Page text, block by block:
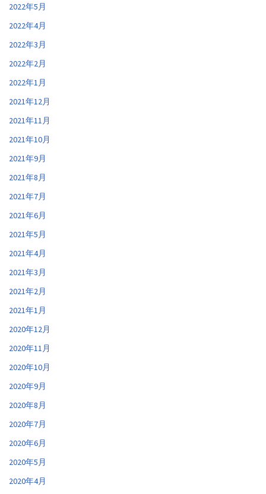
2022年5月
2022年4月
2022年3月
2022年2月
2022年1月
2021年12月
2021年11月
2021年10月
2021年9月
2021年8月
2021年7月
2021年6月
2021年5月
2021年4月
2021年3月
2021年2月
2021年1月
2020年12月
2020年11月
2020年10月
2020年9月
2020年8月
2020年7月
2020年6月
2020年5月
2020年4月